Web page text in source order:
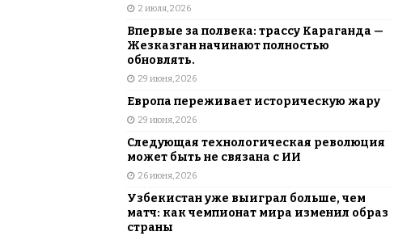
2 июля, 2026
Впервые за полвека: трассу Караганда —
Жезказган начинают полностью
обновлять.
29 июня, 2026
Европа переживает историческую жару
29 июня, 2026
Следующая технологическая революция
может быть не связана с ИИ
26 июня, 2026
Узбекистан уже выиграл больше, чем
матч: как чемпионат мира изменил образ
страны